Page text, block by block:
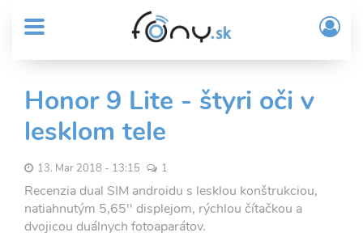
obsah
MENU
Sub
Header
menu
User
account
menu
/
Honor 9 Lite - štyri oči v
lesklom tele
13. Mar 2018 - 13:15 1
Recenzia dual SIM androidu s lesklou konštrukciou,
natiahnutým 5,65'' displejom, rýchlou čítačkou a
dvojicou duálnych fotoaparátov.